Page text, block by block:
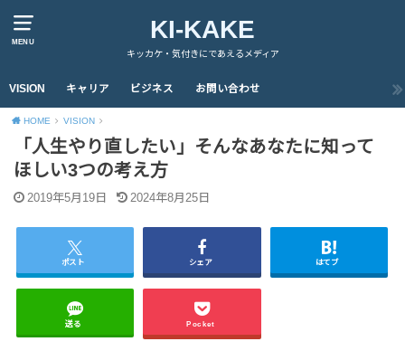
MENU KI-KAKE
キッカケ・気付きにであえるメディア
VISION キャリア ビジネス お問い合わせ
HOME VISION
「人生やり直したい」そんなあなたに知って
ほしい3つの考え方
2019年5月19日 2024年8月25日
ポスト シェア はてブ
送る Pocket